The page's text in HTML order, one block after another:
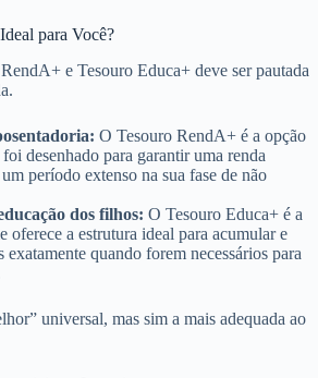
para Você?
e Tesouro Educa+ deve ser pautada
O Tesouro RendA+ é a opção
desenhado para garantir uma renda
período extenso na sua fase de não
dos filhos: O Tesouro Educa+ é a
oferece a estrutura ideal para acumular e
exatamente quando forem necessários para
universal, mas sim a mais adequada ao